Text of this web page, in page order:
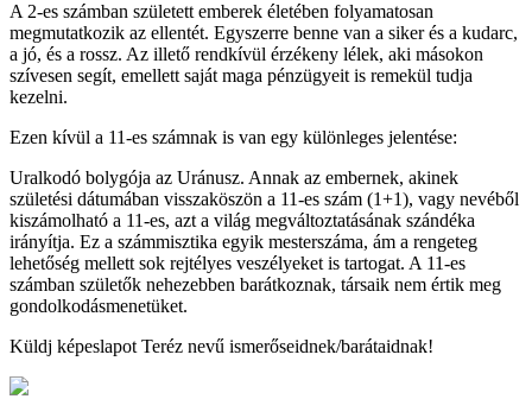
A 2-es számban született emberek életében folyamatosan
megmutatkozik az ellentét. Egyszerre benne van a siker és a kudarc,
a jó, és a rossz. Az illető rendkívül érzékeny lélek, aki másokon
szívesen segít, emellett saját maga pénzügyeit is remekül tudja
kezelni.
Ezen kívül a 11-es számnak is van egy különleges jelentése:
Uralkodó bolygója az Uránusz. Annak az embernek, akinek
születési dátumában visszaköszön a 11-es szám (1+1), vagy nevéből
kiszámolható a 11-es, azt a világ megváltoztatásának szándéka
irányítja. Ez a számmisztika egyik mesterszáma, ám a rengeteg
lehetőség mellett sok rejtélyes veszélyeket is tartogat. A 11-es
számban születők nehezebben barátkoznak, társaik nem értik meg
gondolkodásmenetüket.
Küldj képeslapot Teréz nevű ismerőseidnek/barátaidnak!